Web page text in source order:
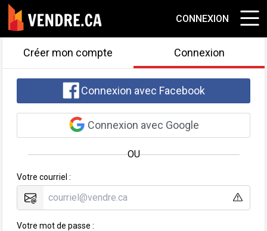
CONNEXION
Créer mon compte Connexion
Connexion avec Facebook
Connexion avec Google
OU
Votre courriel :
Votre mot de passe :